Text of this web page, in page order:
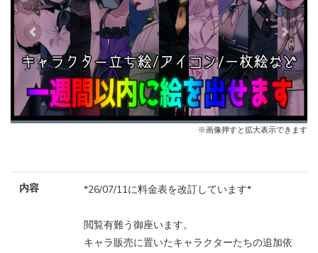
Previous Next
※画像押すと拡大表示できます
内容 *26/07/11に料金表を改訂しています*
閲覧有難う御座います。
キャラ販売に置いたキャラクターたちの追加依